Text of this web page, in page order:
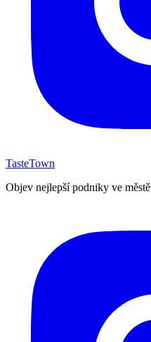
TasteTown
Objev nejlepší podniky ve městě